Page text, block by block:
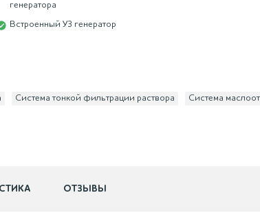
генератора
Встроенный УЗ генератор
Система тонкой фильтрации раствора Система
ОТЗЫВЫ